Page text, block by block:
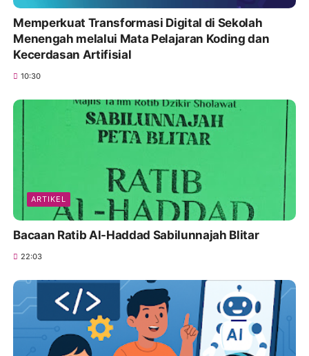
Memperkuat Transformasi Digital di Sekolah
Menengah melalui Mata Pelajaran Koding dan
Kecerdasan Artifisial
10:30
ARTIKEL
Bacaan Ratib Al-Haddad Sabilunnajah Blitar
22:03